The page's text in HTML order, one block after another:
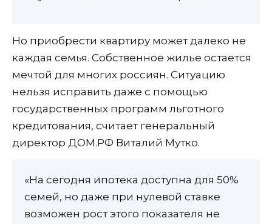
Но приобрести квартиру может далеко не
каждая семья. Собственное жилье остается
мечтой для многих россиян. Ситуацию
нельзя исправить даже с помощью
государственных программ льготного
кредитования, считает генеральный
директор ДОМ.РФ Виталий Мутко.
«На сегодня ипотека доступна для 50%
семей, но даже при нулевой ставке
возможен рост этого показателя не